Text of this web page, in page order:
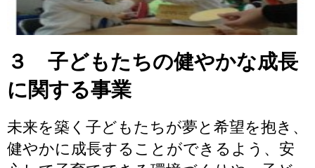
３ 子どもたちの健やかな成長
に関する事業
未来を築く子どもたちが夢と希望を抱き、
健やかに成長することができるよう、安